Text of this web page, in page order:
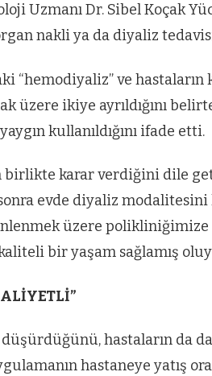
Uzmanı Dr. Sibel Koçak
nakli ya da diyaliz tedavisi
“hemodiyaliz” ve hastaların
üzere ikiye ayrıldığını
kullanıldığını ifade etti.
birlikte karar verdiğini dile
evde diyaliz
üzere polikliniğimize
bir yaşam sağlamış
hastaların da
hastaneye yatış